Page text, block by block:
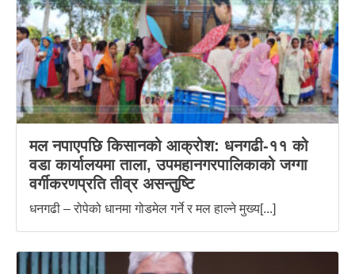
मल नपाएपछि किसानको आक्रोश: धनगढी-११ को
वडा कार्यालयमा ताला, उपमहानगरपालिकाको जग्गा
वर्गीकरणप्रति तीव्र असन्तुष्टि
धनगढी – रोपेको धानमा गोडमेल गर्ने र मल हाल्ने मुख्य[...]